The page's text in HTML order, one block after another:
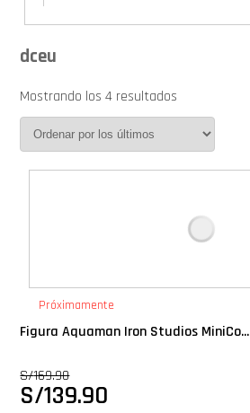
Calendario de Adviento
Cover Pop!
Exclusivos
Gift Cards
Llaveros Pop
dceu
Mostrando los 4 resultados
Próximamente
Figura Aquaman Iron Studios MiniCo...
S/169.90
S/139.90